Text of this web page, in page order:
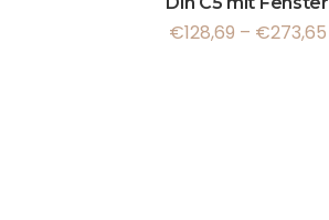
€128,69 – €273,65